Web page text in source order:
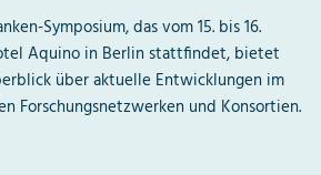
Symposium, das vom 15. bis 16.
Aquino in Berlin stattfindet, bietet
über aktuelle Entwicklungen im
Forschungsnetzwerken und Konsortien.